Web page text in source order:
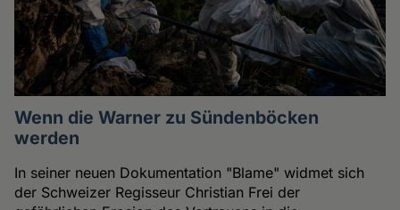
Wenn die Warner zu Sündenböcken
werden
In seiner neuen Dokumentation "Blame" widmet sich
der Schweizer Regisseur Christian Frei der